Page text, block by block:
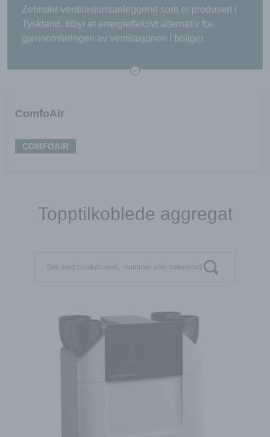
Zehnder-ventilasjonsanleggene som er produsert i
Tyskland, tilbyr et energieffektivt alternativ for
gjennomføringen av ventilasjonen i boliger.
ComfoAir
COMFOAIR
Topptilkoblede aggregat